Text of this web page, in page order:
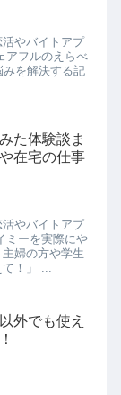
やバイトアプ
アフルのえらべ
を解決する記
た体験談ま
在宅の仕事
やバイトアプ
ミーを実際にや
婦の方や学生
！」 ...
外でも使え